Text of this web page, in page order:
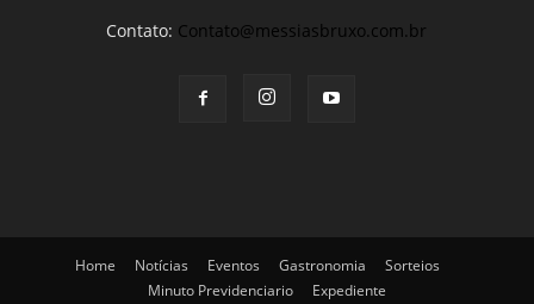
Contato: Contato@messiasbruxo.com.br
Home Notícias Eventos Gastronomia
Sorteios
Minuto Previdenciario
Expediente